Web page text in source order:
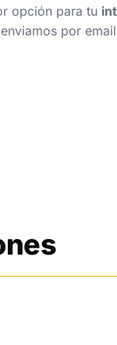
opción para tu
por